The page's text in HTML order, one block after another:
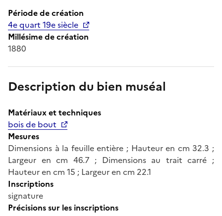
Période de création
4e quart 19e siècle
Millésime de création
1880
Description du bien muséal
Matériaux et techniques
bois de bout
Mesures
Dimensions à la feuille entière ; Hauteur en cm 32.3 ;
Largeur en cm 46.7 ; Dimensions au trait carré ;
Hauteur en cm 15 ; Largeur en cm 22.1
Inscriptions
signature
Précisions sur les inscriptions